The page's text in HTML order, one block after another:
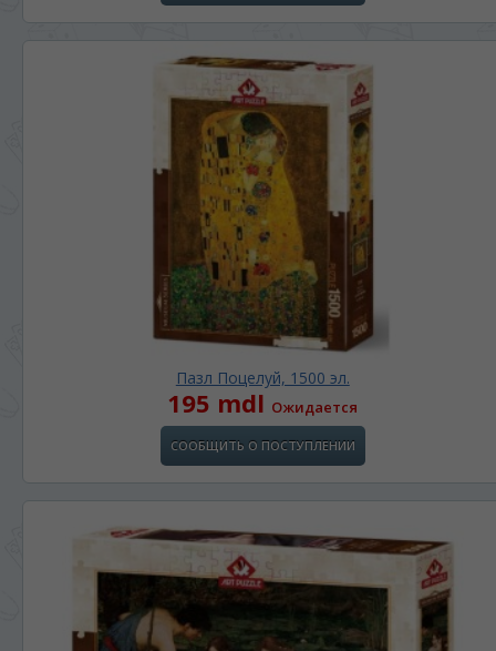
Пазл Поцелуй, 1500 эл.
195 mdl Ожидается
СООБЩИТЬ О ПОСТУПЛЕНИИ